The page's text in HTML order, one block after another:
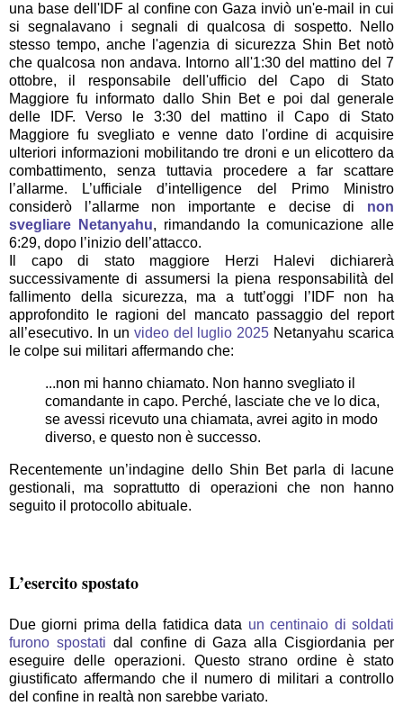
una base dell'IDF al confine con Gaza inviò un'e-mail in cui
si segnalavano i segnali di qualcosa di sospetto. Nello
stesso tempo, anche l'agenzia di sicurezza Shin Bet notò
che qualcosa non andava. Intorno all'1:30 del mattino del 7
ottobre, il responsabile dell'ufficio del Capo di Stato
Maggiore fu informato dallo Shin Bet e poi dal generale
delle IDF. Verso le 3:30 del mattino il Capo di Stato
Maggiore fu svegliato e venne dato l'ordine di acquisire
ulteriori informazioni mobilitando tre droni e un elicottero da
combattimento, senza tuttavia procedere a far scattare
l’allarme. L’ufficiale d’intelligence del Primo Ministro
considerò l’allarme non importante e decise di non
svegliare Netanyahu, rimandando la comunicazione alle
6:29, dopo l’inizio dell’attacco.
Il capo di stato maggiore Herzi Halevi dichiarerà
successivamente di assumersi la piena responsabilità del
fallimento della sicurezza, ma a tutt’oggi l’IDF non ha
approfondito le ragioni del mancato passaggio del report
all’esecutivo. In un video del luglio 2025 Netanyahu scarica
le colpe sui militari affermando che:
...non mi hanno chiamato. Non hanno svegliato il
comandante in capo. Perché, lasciate che ve lo dica,
se avessi ricevuto una chiamata, avrei agito in modo
diverso, e questo non è successo.
Recentemente un’indagine dello Shin Bet parla di lacune
gestionali, ma soprattutto di operazioni che non hanno
seguito il protocollo abituale.
L’esercito spostato
Due giorni prima della fatidica data un centinaio di soldati
furono spostati dal confine di Gaza alla Cisgiordania per
eseguire delle operazioni. Questo strano ordine è stato
giustificato affermando che il numero di militari a controllo
del confine in realtà non sarebbe variato.